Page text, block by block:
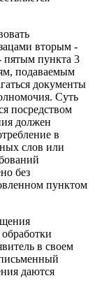
вторым -
пятым пункта 3
подаваемым
документы
Суть
посредством
должен
в
слов или
без
пунктом
в своем
даются